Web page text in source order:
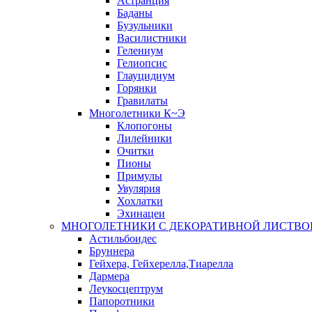
Баданы
Бузульники
Василистники
Гелениум
Гелиопсис
Глауцидиум
Горянки
Гравилаты
Многолетники К~Э
Клопогоны
Лилейники
Очитки
Пионы
Примулы
Увулярия
Хохлатки
Эхинацеи
МНОГОЛЕТНИКИ С ДЕКОРАТИВНОЙ
Астильбоидес
Бруннера
Гейхера, Гейхерелла,Тиарелла
Дармера
Леукосцептрум
Папоротники